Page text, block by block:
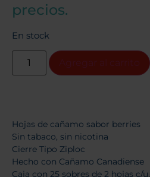
precios.
En stock
Hojas de cañamo sabor berries
Sin tabaco, sin nicotina
Cierre Tipo Ziploc
Hecho con Cañamo Canadiense
Caja con 25 sobres de 2 hojas c/u.